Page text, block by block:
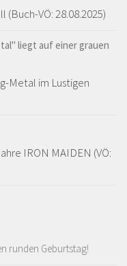
VÖ: 28.08.2025)
Metal im Lustigen
IRON MAIDEN (VÖ:
runden Geburtstag!